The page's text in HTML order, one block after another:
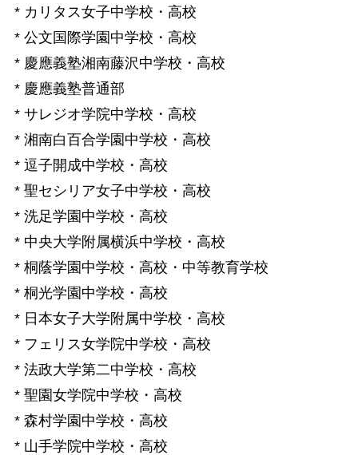
* カリタス女子中学校・高校
* 公文国際学園中学校・高校
* 慶應義塾湘南藤沢中学校・高校
* 慶應義塾普通部
* サレジオ学院中学校・高校
* 湘南白百合学園中学校・高校
* 逗子開成中学校・高校
* 聖セシリア女子中学校・高校
* 洗足学園中学校・高校
* 中央大学附属横浜中学校・高校
* 桐蔭学園中学校・高校・中等教育学校
* 桐光学園中学校・高校
* 日本女子大学附属中学校・高校
* フェリス女学院中学校・高校
* 法政大学第二中学校・高校
* 聖園女学院中学校・高校
* 森村学園中学校・高校
* 山手学院中学校・高校